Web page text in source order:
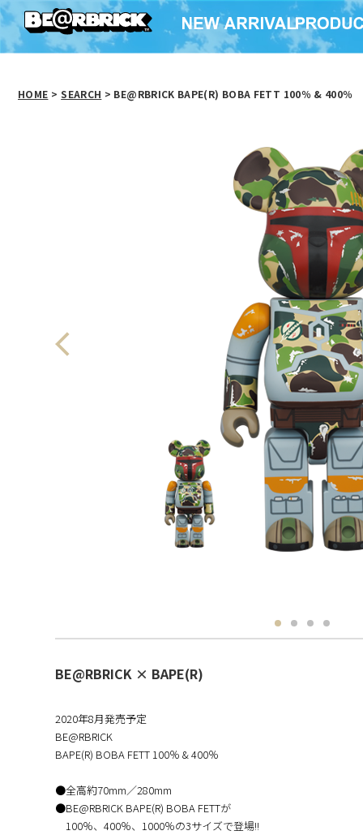
HOME > SEARCH > BE@RBRICK BAPE(R) BOBA FETT 100％ & 400％
BE@RBRICK × BAPE(R)
2020年8月発売予定
BE@RBRICK
BAPE(R) BOBA FETT 100％ & 400％
●全高約70mm／280mm
●BE@RBRICK BAPE(R) BOBA FETTが
100％、400％、1000％の3サイズで登場!!